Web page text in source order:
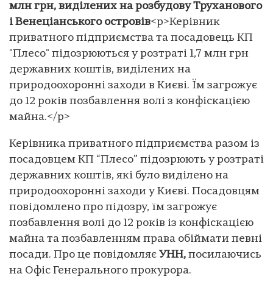
млн грн, виділених на розбудову Труханового
і Венеціанського островів<p>Керівник
приватного підприємства та посадовець КП
"Плесо" підозрюються у розтраті 1,7 млн грн
державних коштів, виділених на
природоохоронні заходи в Києві. Їм загрожує
до 12 років позбавлення волі з конфіскацією
майна.</p>
Керівника приватного підприємства разом із
посадовцем КП “Плесо” підозрюють у розтраті
державних коштів, які було виділено на
природоохоронні заходи у Києві. Посадовцям
повідомлено про підозру, їм загрожує
позбавлення волі до 12 років із конфіскацією
майна та позбавленням права обіймати певні
посади. Про це повідомляє УНН, посилаючись
на Офіс Генерального прокурора.